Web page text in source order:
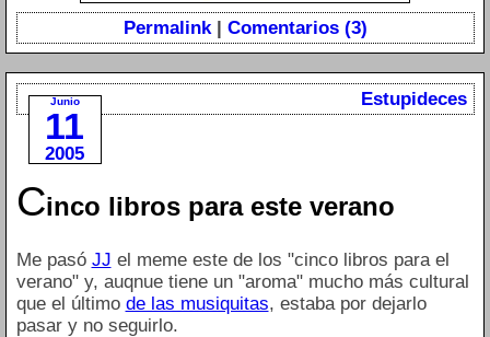
Permalink| Comentarios (3)
Junio
11
2005
Estupideces
Cinco libros para este verano
Me pasó JJ el meme este de los "cinco libros para el
verano" y, auqnue tiene un "aroma" mucho más cultural
que el último de las musiquitas, estaba por dejarlo
pasar y no seguirlo.